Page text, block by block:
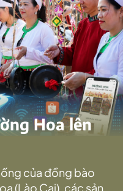
Hoa lên
của đồng bào
(Lào Cai), các sản